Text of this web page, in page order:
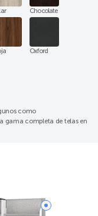
Chocolate
Oxford
como
gama completa de telas en